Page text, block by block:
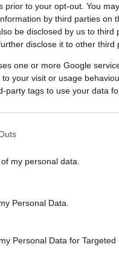
prior to your opt-out. You
by third parties on
be disclosed by us to third
disclose it to other third
one or more Google
your visit or usage
party tags to use your data
my personal data.
Personal Data.
Personal Data for Targeted
venni, viszont
valaki szemfüles,
táska vált